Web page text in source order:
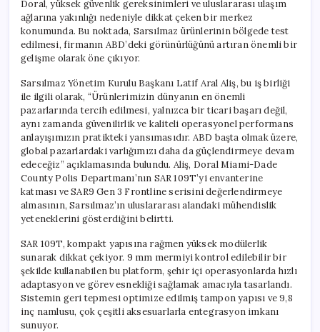
Doral, yüksek güvenlik gereksinimleri ve uluslararası ulaşım
ağlarına yakınlığı nedeniyle dikkat çeken bir merkez
konumunda. Bu noktada, Sarsılmaz ürünlerinin bölgede test
edilmesi, firmanın ABD’deki görünürlüğünü artıran önemli bir
gelişme olarak öne çıkıyor.
Sarsılmaz Yönetim Kurulu Başkanı Latif Aral Aliş, bu iş birliği
ile ilgili olarak, “Ürünlerimizin dünyanın en önemli
pazarlarında tercih edilmesi, yalnızca bir ticari başarı değil,
aynı zamanda güvenilirlik ve kaliteli operasyonel performans
anlayışımızın pratikteki yansımasıdır. ABD başta olmak üzere,
global pazarlardaki varlığımızı daha da güçlendirmeye devam
edeceğiz” açıklamasında bulundu. Aliş, Doral Miami-Dade
County Polis Departmanı’nın SAR 109T’yi envanterine
katması ve SAR9 Gen 3 Frontline serisini değerlendirmeye
almasının, Sarsılmaz’ın uluslararası alandaki mühendislik
yeteneklerini gösterdiğini belirtti.
SAR 109T, kompakt yapısına rağmen yüksek modülerlik
sunarak dikkat çekiyor. 9 mm mermiyi kontrol edilebilir bir
şekilde kullanabilen bu platform, şehir içi operasyonlarda hızlı
adaptasyon ve görev esnekliği sağlamak amacıyla tasarlandı.
Sistemin geri tepmesi optimize edilmiş tampon yapısı ve 9,8
inç namlusu, çok çeşitli aksesuarlarla entegrasyon imkanı
sunuyor.